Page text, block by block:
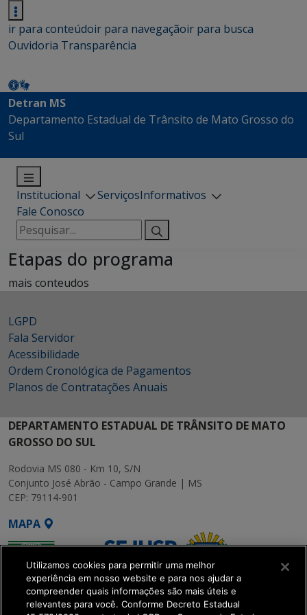
ir para conteúdoir para navegaçãoir para busca
Ouvidoria Transparência
Detran MS
Departamento Estadual de Trânsito de Mato Grosso do
Sul
Institucional ServiçosInformativos
Fale Conosco
Pesquisar
por:
Etapas do programa
mais conteudos
LGPD
Fala Servidor
Acessibilidade
Ordem Cronológica de Pagamentos
Planos de Contratações Anuais
DEPARTAMENTO ESTADUAL DE TRÂNSITO DE MATO
GROSSO DO SUL
Rodovia MS 080 - Km 10, S/N
Conjunto José Abrão - Campo Grande | MS
CEP: 79114-901
MAPA
Utilizamos cookies para permitir uma melhor
experiência em nosso website e para nos ajudar a
compreender quais informações são mais úteis e
relevantes para você. Conforme Decreto Estadual